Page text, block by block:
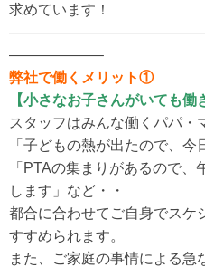
求めています！
——————–
弊社で働くメリット①
【小さなお子さんがいても働
スタッフはみんな働くパパ・
「子どもの熱が出たので、今
「PTAの集まりがあるので
します」など・・
都合に合わせてご自身でスケ
すすめられます。
また、ご家庭の事情による急